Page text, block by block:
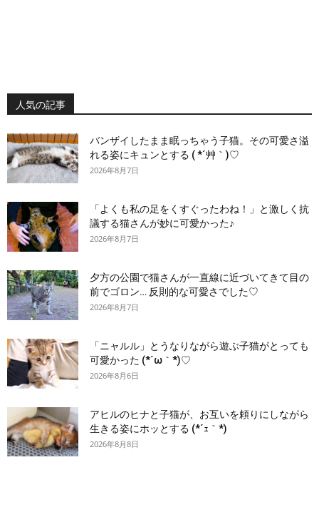
人気の記事
バンザイしたまま眠っちゃう子猫。その可愛さ溢
れる姿にキュンとする ( *´艸｀)♡
2026年8月7日
「よくも私の足をくすぐったわね！」と激しく抗
議する猫さんが妙に可愛かった♪
2026年8月7日
夕方の公園で猫さんが一直線に近づいてきて目の
前でゴロン… 反則的な可愛さでした♡
2026年8月7日
「ニャルル」とうなりながら遊ぶ子猫がとっても
可愛かった (*´ω｀*)♡
2026年8月6日
アヒルのヒナと子猫が、お互いを頼りにしながら
生きる姿にホッとする (*´ｪ｀*)
2026年8月8日